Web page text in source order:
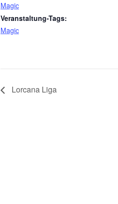
Magic
Veranstaltung-Tags:
Magic
Lorcana Liga